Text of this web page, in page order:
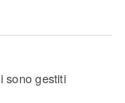
sono gestiti